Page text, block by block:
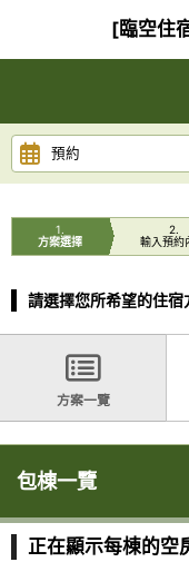
[臨空住
預約
1
方案選擇
2
輸入預約
請選擇您所希望的住宿
方案一覽
包棟一覽
正在顯示每棟的空